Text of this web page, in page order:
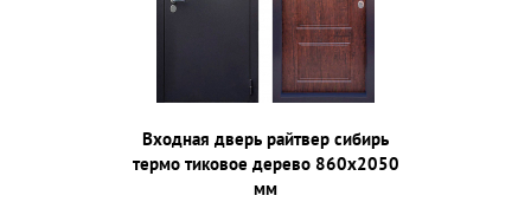
Входная дверь райтвер сибирь
термо тиковое дерево 860х2050
мм